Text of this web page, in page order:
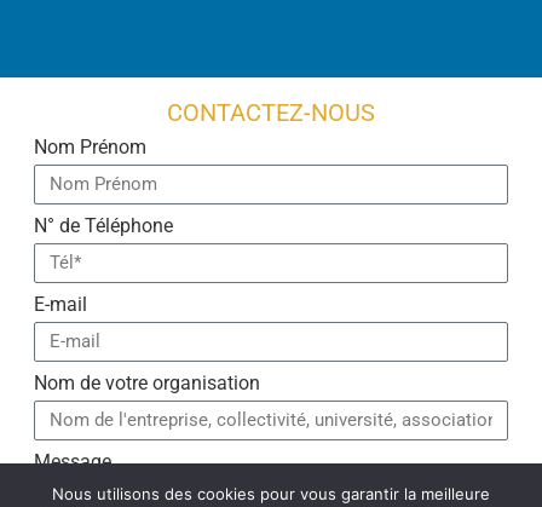
CONTACTEZ-NOUS
Nom Prénom
N° de Téléphone
E-mail
Nom de votre organisation
Message
Nous utilisons des cookies pour vous garantir la meilleure